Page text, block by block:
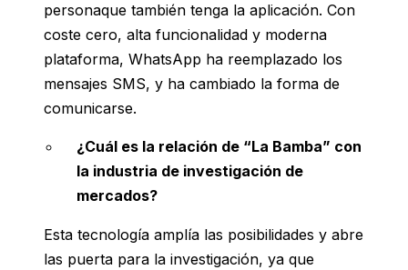
personaque también tenga la aplicación. Con
coste cero, alta funcionalidad y moderna
plataforma, WhatsApp ha reemplazado los
mensajes SMS, y ha cambiado la forma de
comunicarse.
¿Cuál es la relación de “La Bamba” con
la industria de investigación de
mercados?
Esta tecnología amplía las posibilidades y abre
las puerta para la investigación, ya que